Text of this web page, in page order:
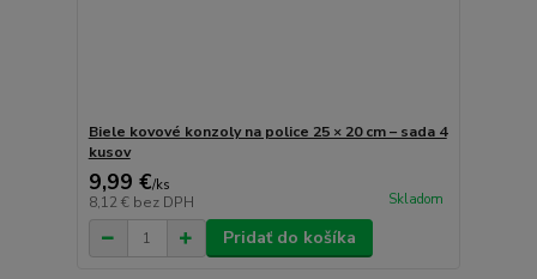
Biele kovové konzoly na police 25 × 20 cm – sada 4
kusov
9,99 €/ks
8,12 € bez DPH Skladom
Pridať do košíka